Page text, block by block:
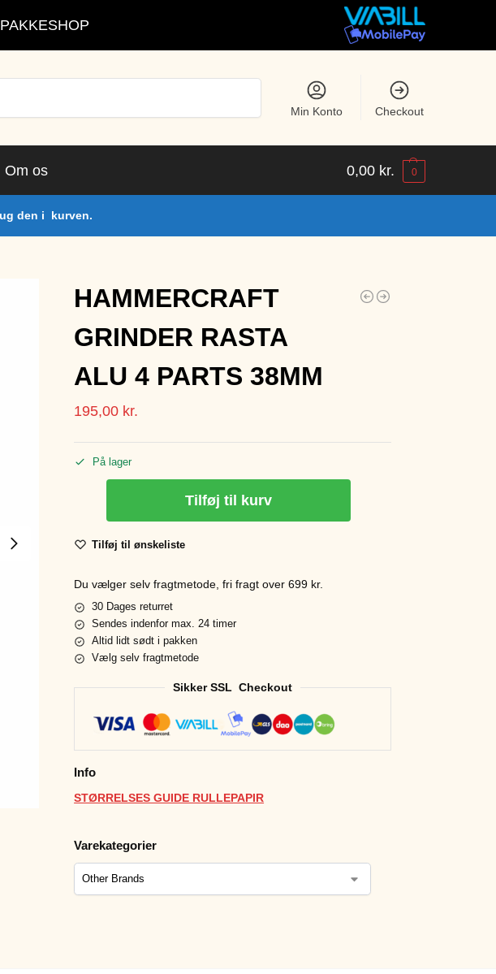
Min Konto Checkout
Om os 0,00 kr. 0
den i kurven.
HAMMERCRAFT
GRINDER RASTA
ALU 4 PARTS 38MM
195,00 kr.
På lager
Tilføj til kurv
Tilføj til ønskeliste
Du vælger selv fragtmetode, fri fragt over 699 kr.
30 Dages returret
Sendes indenfor max. 24 timer
Altid lidt sødt i pakken
Vælg selv fragtmetode
Sikker SSL Checkout
Info
STØRRELSES GUIDE RULLEPAPIR
Varekategorier